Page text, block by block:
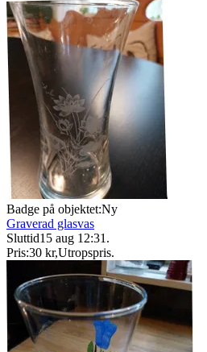
Badge på objektet:Ny
Graverad glasvas
Sluttid15 aug 12:31 .
Pris:30 kr,Utropspris.